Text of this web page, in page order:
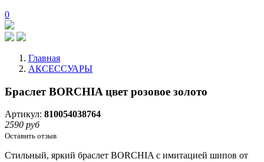
0
Главная
АКСЕССУАРЫ
Браслет BORCHIA цвет розовое золото
Артикул: 810054038764
2590 руб
Оставить отзыв
Стильный, яркий браслет BORCHIA с имитацией шипов от